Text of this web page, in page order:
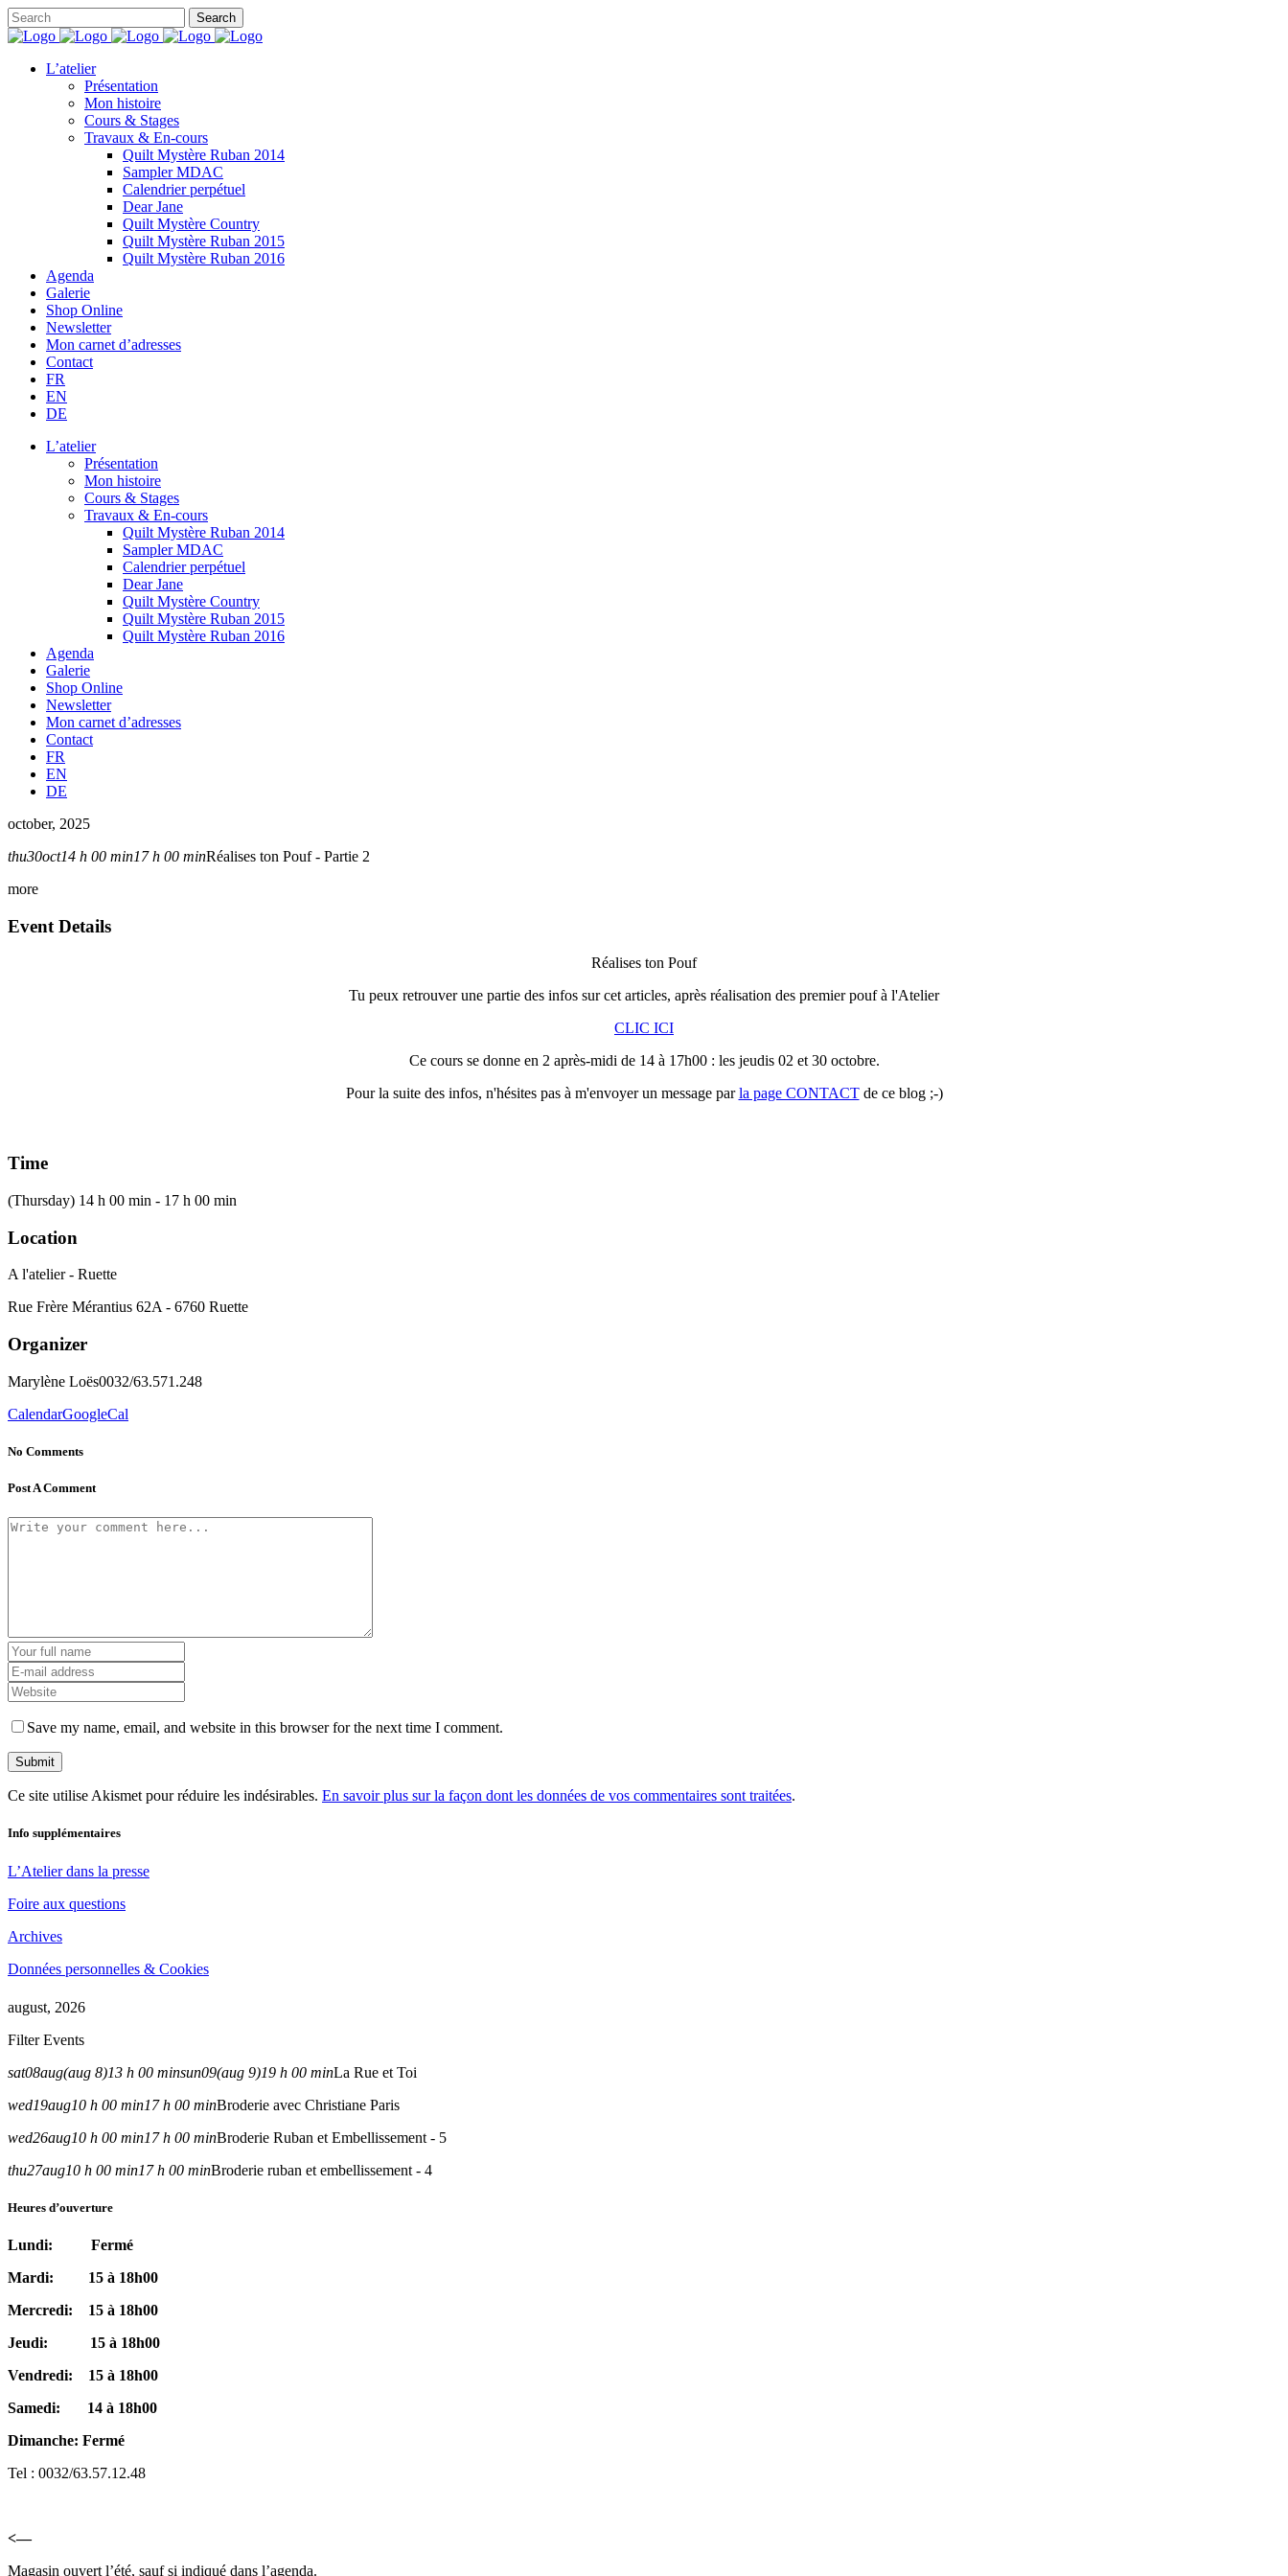
L’atelier
Présentation
Mon histoire
Cours & Stages
Travaux & En-cours
Quilt Mystère Ruban 2014
Sampler MDAC
Calendrier perpétuel
Dear Jane
Quilt Mystère Country
Quilt Mystère Ruban 2015
Quilt Mystère Ruban 2016
Agenda
Galerie
Shop Online
Newsletter
Mon carnet d’adresses
Contact
FR
EN
DE
L’atelier
Présentation
Mon histoire
Cours & Stages
Travaux & En-cours
Quilt Mystère Ruban 2014
Sampler MDAC
Calendrier perpétuel
Dear Jane
Quilt Mystère Country
Quilt Mystère Ruban 2015
Quilt Mystère Ruban 2016
Agenda
Galerie
Shop Online
Newsletter
Mon carnet d’adresses
Contact
FR
EN
DE
october, 2025
thu30oct14 h 00 min17 h 00 minRéalises ton Pouf - Partie 2
more
Event Details
Réalises ton Pouf
Tu peux retrouver une partie des infos sur cet articles, après réalisation des premier pouf à l'Atelier
CLIC ICI
Ce cours se donne en 2 après-midi de 14 à 17h00 : les jeudis 02 et 30 octobre.
Pour la suite des infos, n'hésites pas à m'envoyer un message parla page CONTACTde ce blog ;-)
Time
(Thursday) 14 h 00 min - 17 h 00 min
Location
A l'atelier - Ruette
Rue Frère Mérantius 62A - 6760 Ruette
Organizer
Marylène Loës0032/63.571.248
CalendarGoogleCal
No Comments
Post A Comment
Save my name, email, and website in this browser for the next time I comment.
Ce site utilise Akismet pour réduire les indésirables. En savoir plus sur la façon dont les données de vos commentaires sont traitées.
Info supplémentaires
L’Atelier dans la presse
Foire aux questions
Archives
Données personnelles & Cookies
august, 2026
Filter Events
sat08aug(aug 8)13 h 00 minsun09(aug 9)19 h 00 minLa Rue et Toi
wed19aug10 h 00 min17 h 00 minBroderie avec Christiane Paris
wed26aug10 h 00 min17 h 00 minBroderie Ruban et Embellissement - 5
thu27aug10 h 00 min17 h 00 minBroderie ruban et embellissement - 4
Heures d’ouverture
Lundi: Fermé
Mardi: 15 à 18h00
Mercredi: 15 à 18h00
Jeudi: 15 à 18h00
Vendredi: 15 à 18h00
Samedi: 14 à 18h00
Dimanche: Fermé
Tel : 0032/63.57.12.48
<—
Magasin ouvert l’été, sauf si indiqué dans l’agenda.